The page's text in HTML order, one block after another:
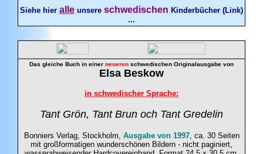
Siehe hier alle unsere schwedischen Kinderbücher (Link)
...
Das gleiche Buch in einer neueren schwedischen Originalausgabe von
Elsa Beskow
in schwedischer Sprache:
Tant Grön, Tant Brun och Tant Gredelin
Bonniers Verlag, Stockholm, Ausgabe von 1997, ca. 30 Seiten
mit großformatigen wunderschönen Bildern - nicht paginiert,